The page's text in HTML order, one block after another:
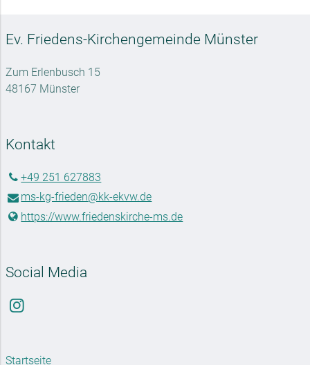
Ev. Friedens-Kirchengemeinde Münster
Zum Erlenbusch 15
48167 Münster
Kontakt
+49 251 627883
ms-kg-frieden@​kk-ekvw.​de
https://www.​friedenskirche-ms.​de
Social Media
Startseite